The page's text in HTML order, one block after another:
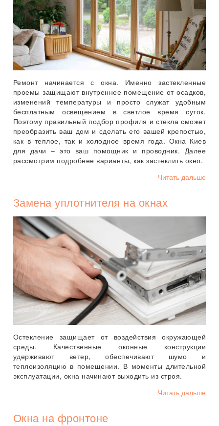
Ремонт начинается с окна. Именно застекленные
проемы защищают внутреннее помещение от осадков,
изменений температуры и просто служат удобным
бесплатным освещением в светлое время суток.
Поэтому правильный подбор профиля и стекла сможет
преобразить ваш дом и сделать его вашей крепостью,
как в теплое, так и холодное время года. Окна Киев
для дачи – это ваш помощник и проводник. Далее
рассмотрим подробнее варианты, как застеклить окно.
Читать дальше
Замена уплотнителя на окнах
Остекление защищает от воздействия окружающей
среды. Качественные оконные конструкции
удерживают ветер, обеспечивают шумо и
теплоизоляцию в помещении. В моменты длительной
эксплуатации, окна начинают выходить из строя.
Читать дальше
Окна на фронтоне